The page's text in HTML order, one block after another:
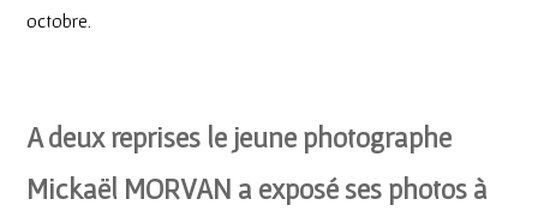
octobre.
A deux reprises le jeune photographe
Mickaël MORVAN a exposé ses photos à